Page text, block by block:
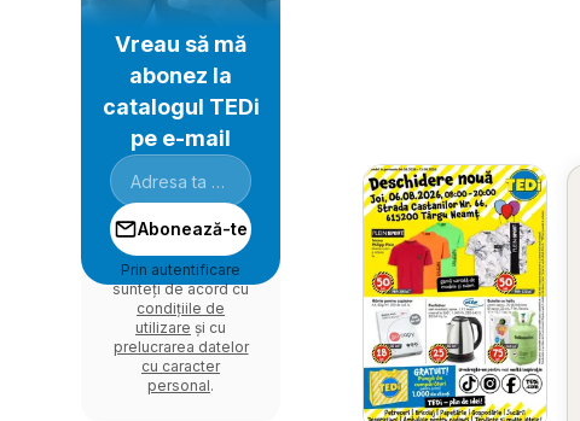
Vreau să mă
abonez la
catalogul TEDi
pe e-mail
Abonează-te
Prin autentificare
sunteți de acord cu
condițiile de
utilizare și cu
prelucrarea datelor
cu caracter
personal.